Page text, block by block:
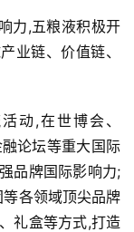
力,五粮液积极开
业链、价值链、
动,在世博会、
论坛等重大国际
品牌国际影响力;
各领域顶尖品牌
礼盒等方式,打造